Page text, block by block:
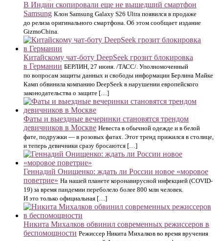
В Индии скопировали еще не вышедший смартфон
Samsung Клон Samsung Galaxy S26 Ultra появился в продаже
до релиза оригинального смартфона. Об этом сообщает издание
GizmoChina.
Китайскому чат-боту DeepSeek грозит блокировка
в Германии БЕРЛИН, 27 июня. /ТАСС/. Уполномоченный
по вопросам защиты данных и свободы информации Берлина Майке
Камп обвинила компанию DeepSeek в нарушении европейского
законодательства о защите […]
Фаты и выездные вечеринки становятся трендом
девичников в Москве Невеста в обычной одежде и в белой
фате, подружки — в розовых фатах. Этот тренд прижился в столице,
и теперь девичники сразу бросаются […]
Геннадий Онищенко: ждать ли России новое «моровое
поветрие» На нашей планете коронавирусной инфекцией (COVID-
19) за время пандемии переболело более 800 млн человек.
И это только официальная […]
Никита Михалков обвинил современных режиссеров в
беспомощности Режиссер Никита Михалков во время вручения